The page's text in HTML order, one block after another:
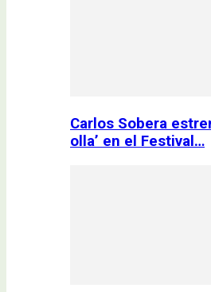
Carlos Sobera
olla’ en el Festival…